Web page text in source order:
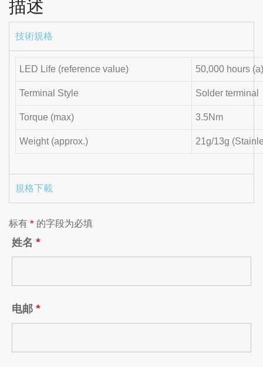
描述
技術規格
LED Life (reference value) 50,000 hours
Terminal Style Solder terminal
Torque (max) 3.5Nm
Weight (approx.) 21g/13g
規格下載
标有 * 的字段为必填
姓名 *
电邮 *